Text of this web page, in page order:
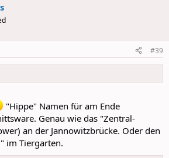
#39
"Hippe" Namen für am Ende
Genau wie das "Zentral-
an der Jannowitzbrücke. Oder den
im Tiergarten.